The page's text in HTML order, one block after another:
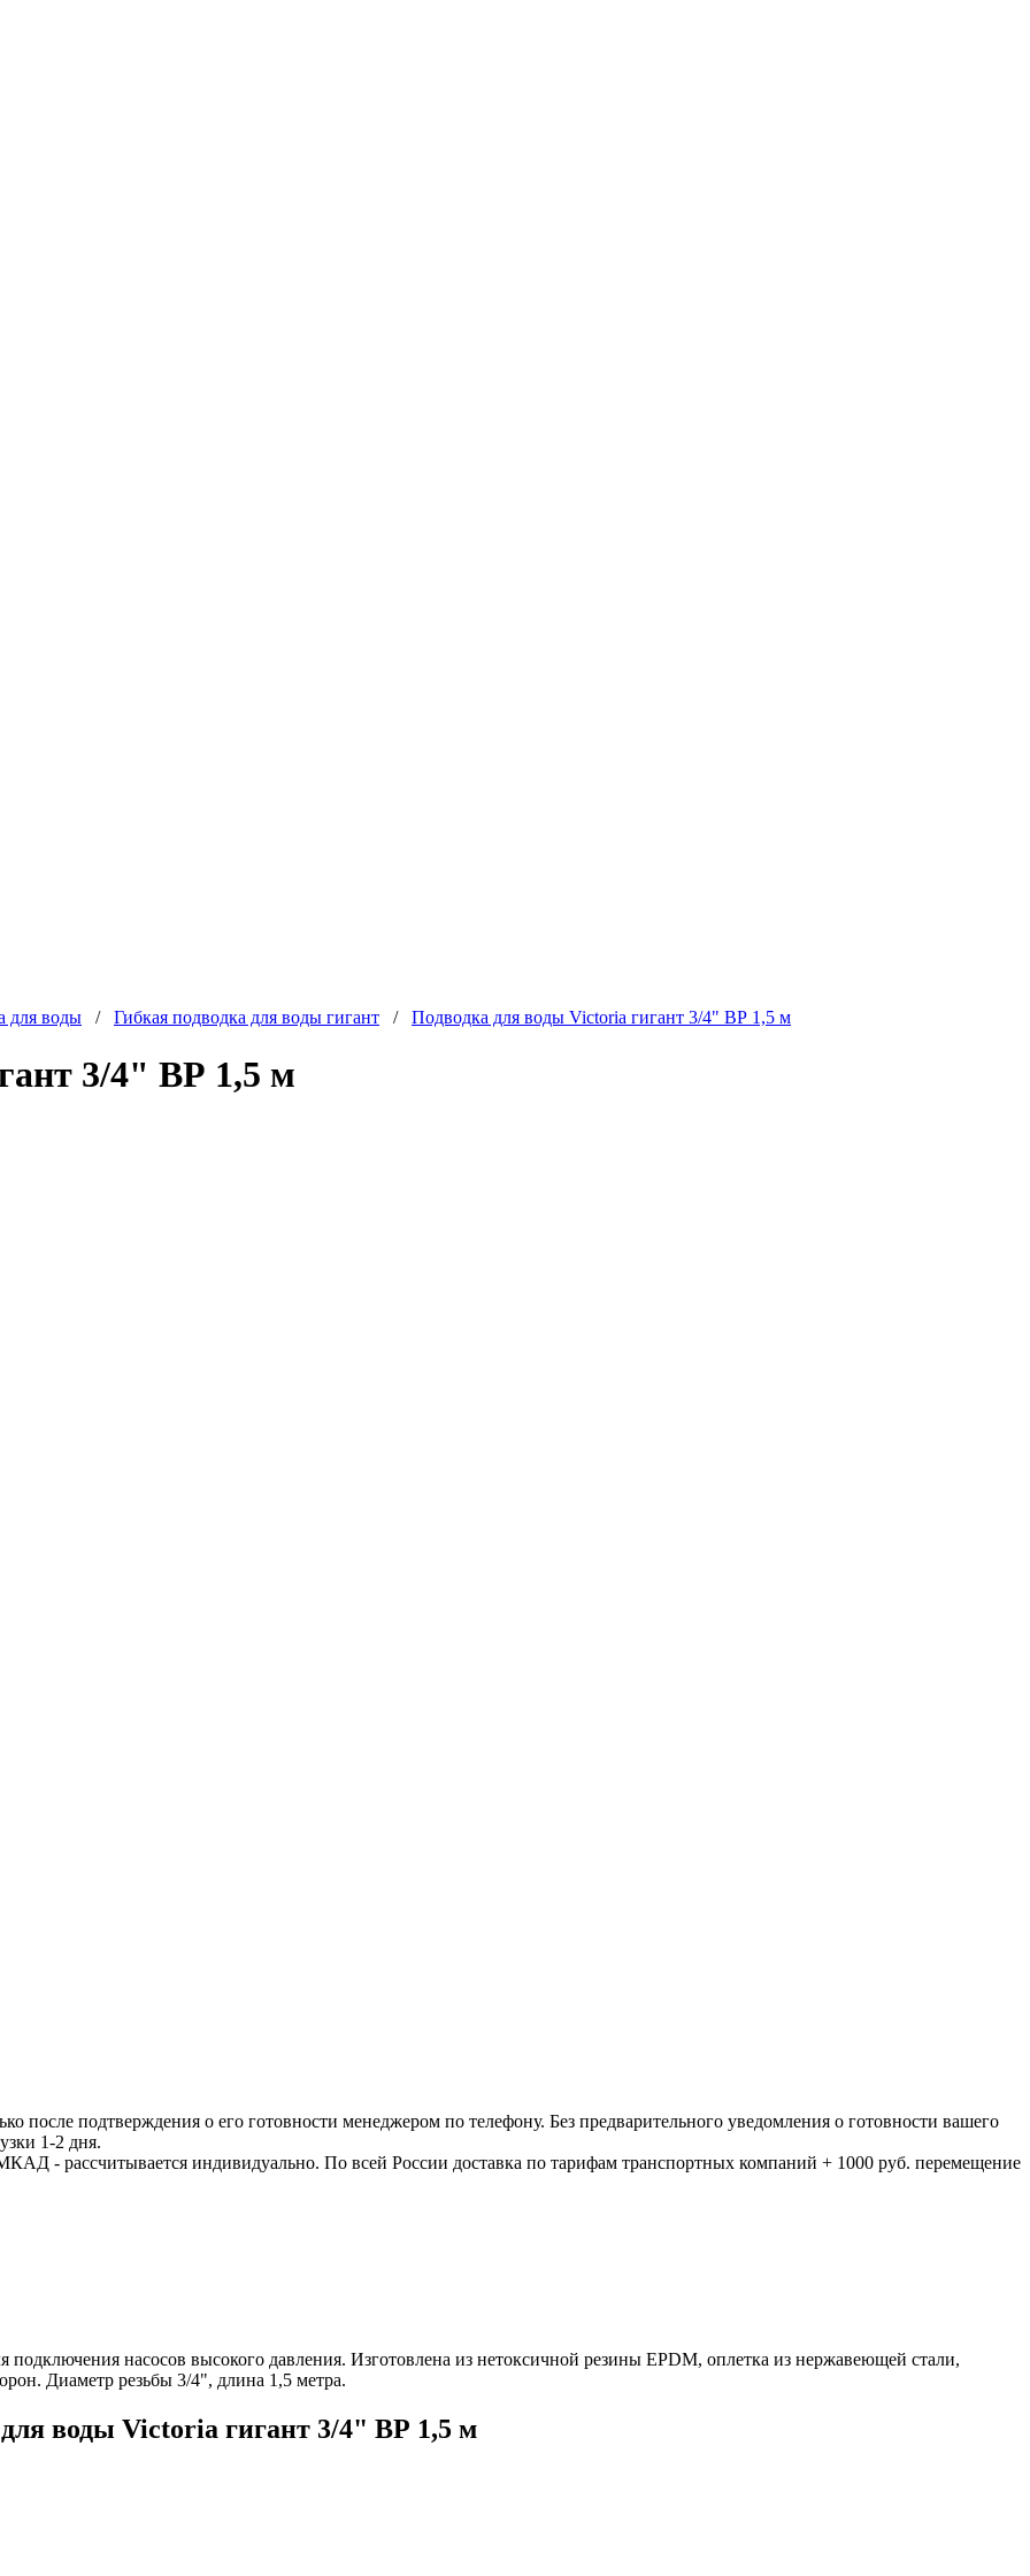
для воды / Гибкая подводка для воды гигант / Подводка для воды Victoria гигант 3/4" ВР 1,5 м
3/4" ВР 1,5 м
после подтверждения о его готовности менеджером по телефону. Без предварительного уведомления о готовности вашего
1-2 дня.
- рассчитывается индивидуально. По всей России доставка по тарифам транспортных компаний + 1000 руб. перемещение
насосов высокого давления. Изготовлена из нетоксичной резины EPDM, оплетка из нержавеющей стали,
Диаметр резьбы 3/4", длина 1,5 метра.
воды Victoria гигант 3/4" ВР 1,5 м